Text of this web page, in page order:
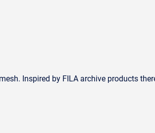
Inspired by FILA archive products